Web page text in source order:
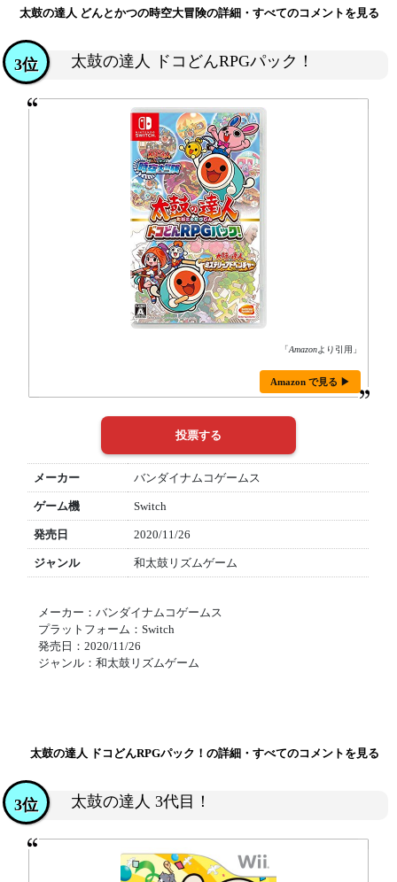
太鼓の達人 どんとかつの時空大冒険の詳細・すべてのコメントを見る
太鼓の達人 ドコどんRPGパック！
3位
「Amazonより引用」
Amazon で見る ▶
メーカー バンダイナムコゲームス
ゲーム機 Switch
発売日 2020/11/26
ジャンル 和太鼓リズムゲーム
メーカー：バンダイナムコゲームス
プラットフォーム：Switch
発売日：2020/11/26
ジャンル：和太鼓リズムゲーム
太鼓の達人 ドコどんRPGパック！の詳細・すべてのコメントを見る
太鼓の達人 3代目！
3位